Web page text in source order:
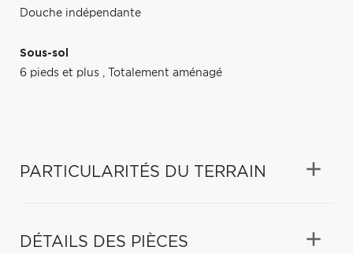
Douche indépendante
Sous-sol
6 pieds et plus , Totalement aménagé
PARTICULARITÉS DU TERRAIN
DÉTAILS DES PIÈCES